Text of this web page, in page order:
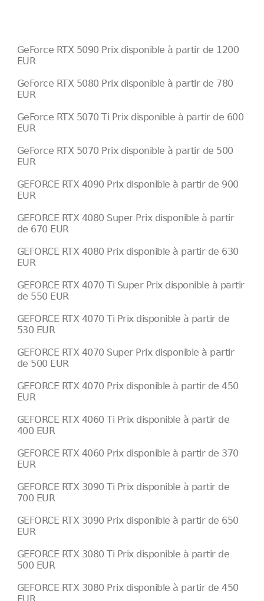
GeForce RTX 5090 Prix disponible à partir de 1200
EUR
GeForce RTX 5080 Prix disponible à partir de 780
EUR
GeForce RTX 5070 Ti Prix disponible à partir de 600
EUR
GeForce RTX 5070 Prix disponible à partir de 500
EUR
GEFORCE RTX 4090 Prix disponible à partir de 900
EUR
GEFORCE RTX 4080 Super Prix disponible à partir
de 670 EUR
GEFORCE RTX 4080 Prix disponible à partir de 630
EUR
GEFORCE RTX 4070 Ti Super Prix disponible à partir
de 550 EUR
GEFORCE RTX 4070 Ti Prix disponible à partir de
530 EUR
GEFORCE RTX 4070 Super Prix disponible à partir
de 500 EUR
GEFORCE RTX 4070 Prix disponible à partir de 450
EUR
GEFORCE RTX 4060 Ti Prix disponible à partir de
400 EUR
GEFORCE RTX 4060 Prix disponible à partir de 370
EUR
GEFORCE RTX 3090 Ti Prix disponible à partir de
700 EUR
GEFORCE RTX 3090 Prix disponible à partir de 650
EUR
GEFORCE RTX 3080 Ti Prix disponible à partir de
500 EUR
GEFORCE RTX 3080 Prix disponible à partir de 450